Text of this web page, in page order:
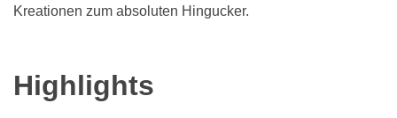
Kreationen zum absoluten Hingucker.
Highlights